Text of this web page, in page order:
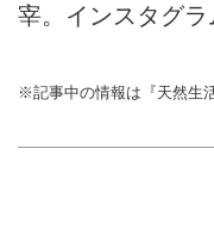
宰。インスタグラ
※記事中の情報は『天然生